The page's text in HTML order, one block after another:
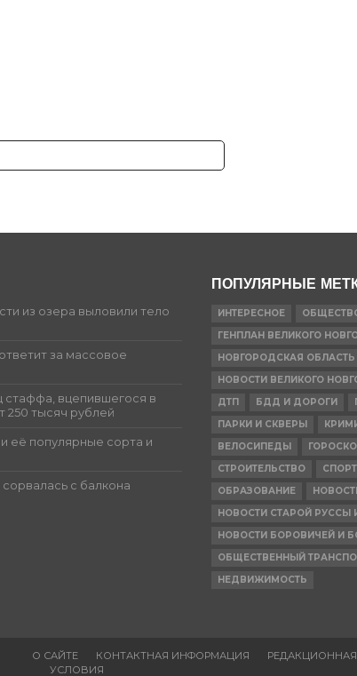
из озера выловили тело
за массовое
стаффа, вцепившегося в
250 тысяч рублей
её популярные сорта и
с балкона
ПОПУЛЯРНЫЕ
ИНТЕРЕСНОЕ
ГЕНПЛАН ВЕЛИКОГО
НОВГОРОДСКАЯ ОБЛАСТЬ
НОВОСТИ ВЕЛИКОГО
ДТП
БДД И ДОРОГИ
ПАРКИ И СКВЕРЫ
ВЕЛОСИПЕДЫ
СТРОИТЕЛЬСТВО
СПОРТ
ОБРАЗОВАНИЕ
НОВОСТИ СТАРОЙ РУССЫ
НОВОСТИ БОРОВИЧЕЙ И
ОБЩЕСТВЕННЫЙ
НЕДВИЖИМОСТЬ
О САЙТЕ КОНТАКТНАЯ ИНФОРМАЦИЯ
УСЛОВИЯ